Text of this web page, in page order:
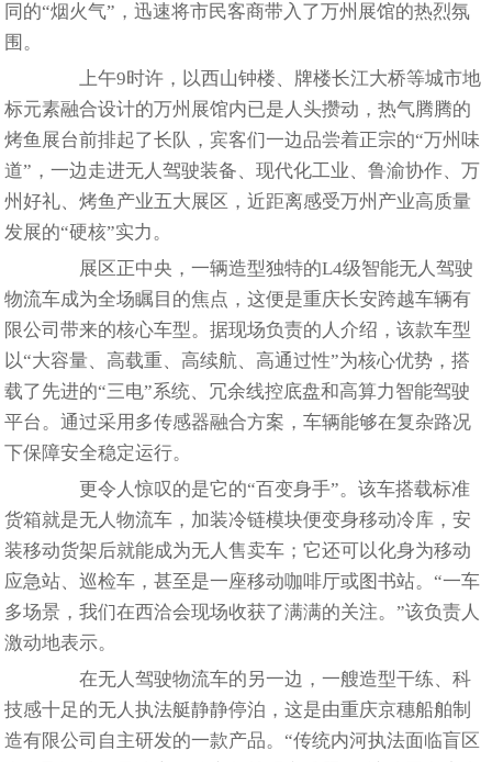
同的“烟火气”，迅速将市民客商带入了万州展馆的热烈氛
围。
上午9时许，以西山钟楼、牌楼长江大桥等城市地
标元素融合设计的万州展馆内已是人头攒动，热气腾腾的
烤鱼展台前排起了长队，宾客们一边品尝着正宗的“万州味
道”，一边走进无人驾驶装备、现代化工业、鲁渝协作、万
州好礼、烤鱼产业五大展区，近距离感受万州产业高质量
发展的“硬核”实力。
展区正中央，一辆造型独特的L4级智能无人驾驶
物流车成为全场瞩目的焦点，这便是重庆长安跨越车辆有
限公司带来的核心车型。据现场负责的人介绍，该款车型
以“大容量、高载重、高续航、高通过性”为核心优势，搭
载了先进的“三电”系统、冗余线控底盘和高算力智能驾驶
平台。通过采用多传感器融合方案，车辆能够在复杂路况
下保障安全稳定运行。
更令人惊叹的是它的“百变身手”。该车搭载标准
货箱就是无人物流车，加装冷链模块便变身移动冷库，安
装移动货架后就能成为无人售卖车；它还可以化身为移动
应急站、巡检车，甚至是一座移动咖啡厅或图书站。“一车
多场景，我们在西洽会现场收获了满满的关注。”该负责人
激动地表示。
在无人驾驶物流车的另一边，一艘造型干练、科
技感十足的无人执法艇静静停泊，这是由重庆京穗船舶制
造有限公司自主研发的一款产品。“传统内河执法面临盲区